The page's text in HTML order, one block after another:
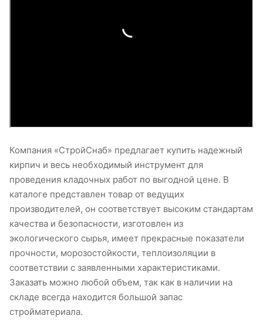
Компания «СтройСнаб» предлагает купить надежный
кирпич и весь необходимый инструмент для
проведения кладочных работ по выгодной цене. В
каталоге представлен товар от ведущих
производителей, он соответствует высоким стандартам
качества и безопасности, изготовлен из
экологического сырья, имеет прекрасные показатели
прочности, морозостойкости, теплоизоляции в
соответствии с заявленными характеристиками.
Заказать можно любой объем, так как в наличии на
складе всегда находится большой запас
стройматериала.